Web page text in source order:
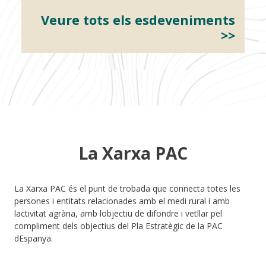
Veure tots els esdeveniments
>>
La Xarxa PAC
La Xarxa PAC és el punt de trobada que connecta totes les
persones i entitats relacionades amb el medi rural i amb
lactivitat agrària, amb lobjectiu de difondre i vetllar pel
compliment dels objectius del Pla Estratègic de la PAC
dEspanya.